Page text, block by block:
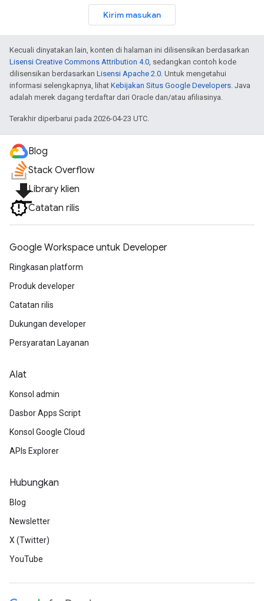
Kirim masukan
Kecuali dinyatakan lain, konten di halaman ini dilisensikan berdasarkan
Lisensi Creative Commons Attribution 4.0, sedangkan contoh kode
dilisensikan berdasarkan Lisensi Apache 2.0. Untuk mengetahui
informasi selengkapnya, lihat Kebijakan Situs Google Developers. Java
adalah merek dagang terdaftar dari Oracle dan/atau afiliasinya.
Terakhir diperbarui pada 2026-04-23 UTC.
Blog
Stack Overflow
file_downloadLibrary klien
Catatan rilis
Google Workspace untuk Developer
Ringkasan platform
Produk developer
Catatan rilis
Dukungan developer
Persyaratan Layanan
Alat
Konsol admin
Dasbor Apps Script
Konsol Google Cloud
APIs Explorer
Hubungkan
Blog
Newsletter
X (Twitter)
YouTube